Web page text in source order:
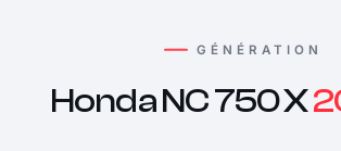
GÉNÉRATION
Honda NC 750 X